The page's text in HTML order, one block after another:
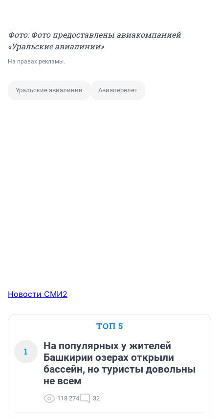
Фото: Фото предоставлены авиакомпанией
«Уральские авиалинии»
На правах рекламы.
Уральские авиалинии Авиаперелет
Новости СМИ2
ТОП 5
1
На популярных у жителей
Башкирии озерах открыли
бассейн, но туристы довольны
не всем
118 274 32